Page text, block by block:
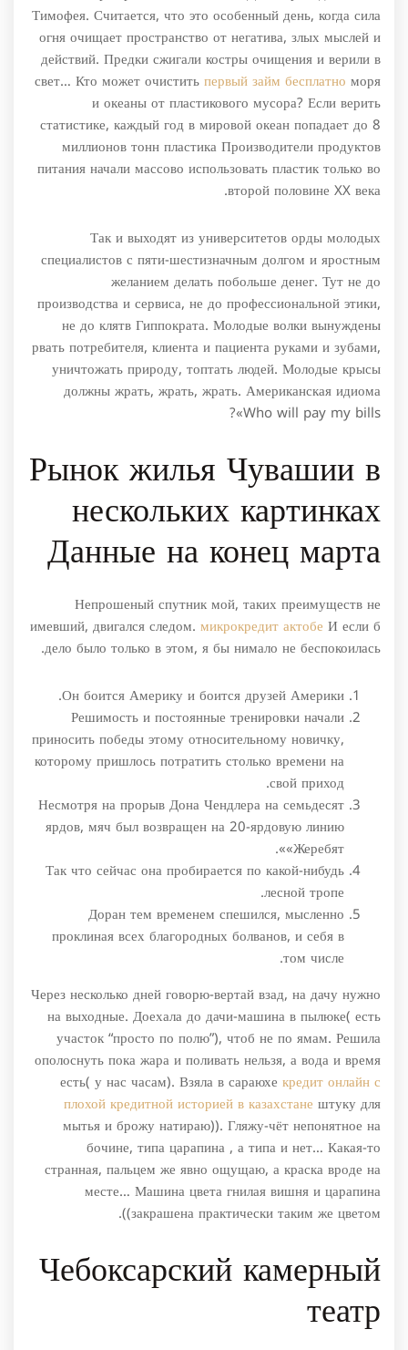
Тимофея. Считается, что это особенный день, когда сила
огня очищает пространство от негатива, злых мыслей и
действий. Предки сжигали костры очищения и верили в
свет… Кто может очиститьпервый займ бесплатно моря
и океаны от пластикового мусора? Если верить
статистике, каждый год в мировой океан попадает до 8
миллионов тонн пластика Производители продуктов
питания начали массово использовать пластик только во
второй половине XX века.
Так и выходят из университетов орды молодых
специалистов с пяти-шестизначным долгом и яростным
желанием делать побольше денег. Тут не до
производства и сервиса, не до профессиональной этики,
не до клятв Гиппократа. Молодые волки вынуждены
рвать потребителя, клиента и пациента руками и зубами,
уничтожать природу, топтать людей. Молодые крысы
должны жрать, жрать, жрать. Американская идиома
«Who will pay my bills?
Рынок жилья Чувашии в
нескольких картинках
Данные на конец марта
Непрошеный спутник мой, таких преимуществ не
имевший, двигался следом. микрокредит актобе И если б
дело было только в этом, я бы нимало не беспокоилась.
Он боится Америку и боится друзей Америки.
Решимость и постоянные тренировки начали
приносить победы этому относительному новичку,
которому пришлось потратить столько времени на
свой приход.
Несмотря на прорыв Дона Чендлера на семьдесят
ярдов, мяч был возвращен на 20-ярдовую линию
«Жеребят».
Так что сейчас она пробирается по какой-нибудь
лесной тропе.
Доран тем временем спешился, мысленно
проклиная всех благородных болванов, и себя в
том числе.
Через несколько дней говорю-вертай взад, на дачу нужно
на выходные. Доехала до дачи-машина в пылюке( есть
участок “просто по полю”), чтоб не по ямам. Решила
ополоснуть пока жара и поливать нельзя, а вода и время
есть( у нас часам). Взяла в сараюхе кредит онлайн с
плохой кредитной историей в казахстане штуку для
мытья и брожу натираю)). Гляжу-чёт непонятное на
бочине, типа царапина , а типа и нет… Какая-то
странная, пальцем же явно ощущаю, а краска вроде на
месте… Машина цвета гнилая вишня и царапина
закрашена практически таким же цветом)).
Чебоксарский камерный
театр